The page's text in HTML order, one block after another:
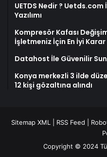
UETDS Nedir ? Uetds.com
Yazılımı
Kompresör Kafası
İşletmeniz İçin En İyi Karar
Datahost İle Güvenilir
Konya merkezli 3 ilde
12 kişi gözaltına alındı
Sitemap XML RSS Feed
Copyright © 2024